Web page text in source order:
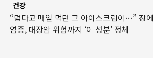
건강
“덥다고 매일 먹던 그 아이스크림이…” 장에
염증, 대장암 위험까지 ‘이 성분’ 정체